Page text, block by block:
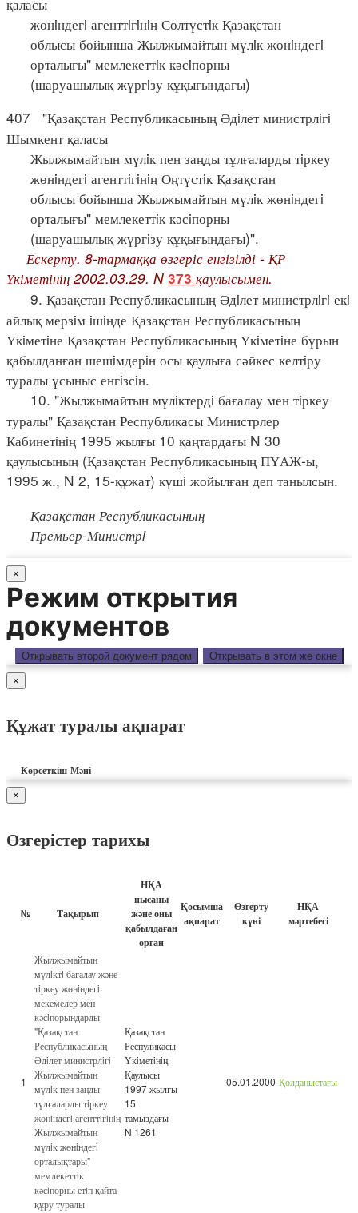
жөнiндегi агенттiгiнiң Солтүстiк Қазақстан
облысы бойынша Жылжымайтын мүлiк жөнiндегi
орталығы" мемлекеттiк кәсiпорны
(шаруашылық жүргiзу құқығындағы)
407 "Қазақстан Республикасының Әдiлет министрлiгi
Шымкент қаласы
Жылжымайтын мүлiк пен заңды тұлғаларды тiркеу
жөнiндегi агенттiгiнiң Оңтүстiк Қазақстан
облысы бойынша Жылжымайтын мүлiк жөнiндегi
орталығы" мемлекеттiк кәсiпорны
(шаруашылық жүргiзу құқығындағы)".
Ескерту. 8-тармаққа өзгеріс енгізілді - ҚР
Үкіметінің 2002.03.29. N 373 қаулысымен.
9. Қазақстан Республикасының Әдiлет министрлiгi екi
айлық мерзiм iшiнде Қазақстан Республикасының
Үкiметiне Қазақстан Республикасының Үкiметiне бұрын
қабылданған шешiмдерiн осы қаулыға сәйкес келтiру
туралы ұсыныс енгiзсiн.
10. "Жылжымайтын мүлiктердi бағалау мен тiркеу
туралы" Қазақстан Республикасы Министрлер
Кабинетiнiң 1995 жылғы 10 қаңтардағы N 30
қаулысының (Қазақстан Республикасының ПҮАЖ-ы,
1995 ж., N 2, 15-құжат) күшi жойылған деп танылсын.
Қазақстан Республикасының
Премьер-Министрi
×
Режим открытия
документов
Открывать второй документ рядом Открывать в этом же окне
×
Құжат туралы ақпарат
Көрсеткіш Мәні
×
Өзгерістер тарихы
№ Тақырып
НҚА
нысаны
және оны
қабылдаған
орган
Қосымша
ақпарат
Өзгерту
күні
НҚА
мәртебесі
1
Жылжымайтын
мүлiктi бағалау және
тiркеу жөнiндегi
мекемелер мен
кәсiпорындарды
"Қазақстан
Республикасының
Әдiлет министрлiгi
Жылжымайтын
мүлiк пен заңды
тұлғаларды тiркеу
жөнiндегi агенттiгiнiң
Жылжымайтын
мүлiк жөнiндегi
орталықтары"
мемлекеттiк
кәсiпорны етiп қайта
құру туралы
Қазақстан
Респуликасы
Үкiметiнiң
Қаулысы
1997 жылғы
15
тамыздағы
N 1261
05.01.2000 Қолданыстағы